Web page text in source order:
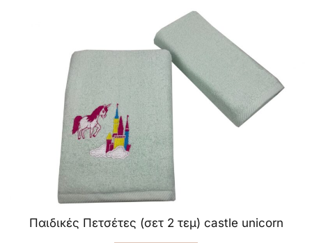
Παιδικές Πετσέτες (σετ 2 τεμ) castle unicorn